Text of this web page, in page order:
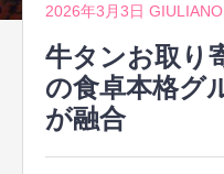
プ
2026年3月3日 GIULIANO
牛タンお取り
の食卓本格グ
が融合